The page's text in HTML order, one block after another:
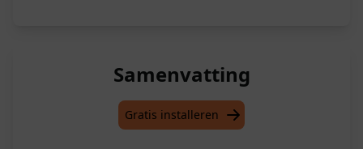
Samenvatting
Gratis installeren